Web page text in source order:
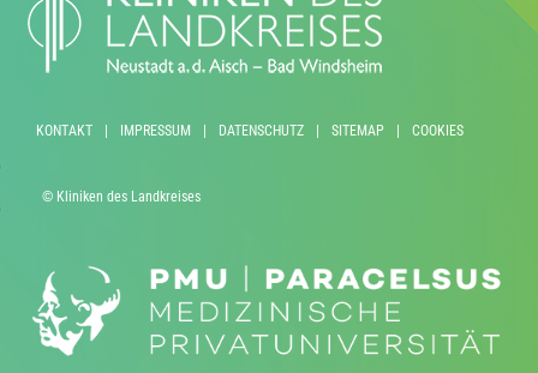
KONTAKT | IMPRESSUM | DATENSCHUTZ | SITEMAP | COOKIES
© Kliniken des Landkreises